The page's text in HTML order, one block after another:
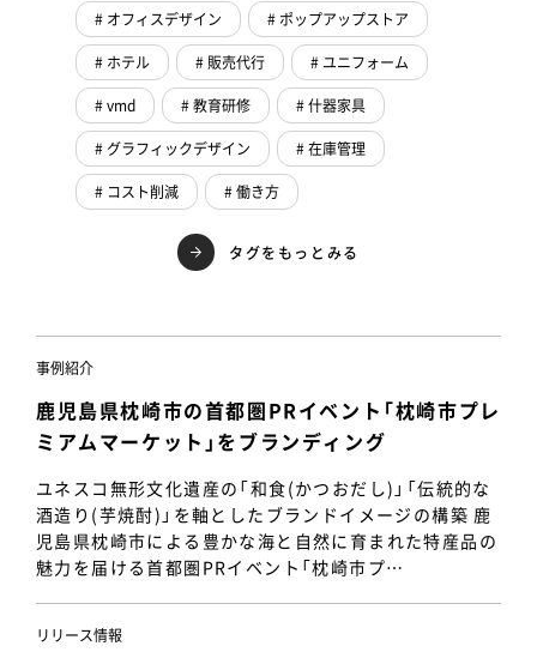
# オフィスデザイン
# ポップアップストア
# ホテル
# 販売代行
# ユニフォーム
# vmd
# 教育研修
# 什器家具
# グラフィックデザイン
# 在庫管理
# コスト削減
# 働き方
タグをもっとみる
事例紹介
鹿児島県枕崎市の首都圏PRイベント「枕崎市プレ
ミアムマーケット」をブランディング
ユネスコ無形文化遺産の「和食(かつおだし)」「伝統的な
酒造り(芋焼酎)」を軸としたブランドイメージの構築 鹿
児島県枕崎市による豊かな海と自然に育まれた特産品の
魅力を届ける首都圏PRイベント「枕崎市プ…
リリース情報